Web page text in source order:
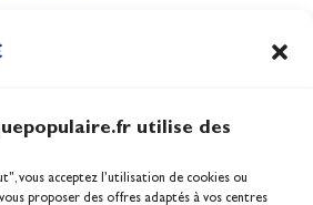
utilise des
vous acceptez l’utilisation de cookies ou
proposer des offres adaptés à vos centres
serveur média